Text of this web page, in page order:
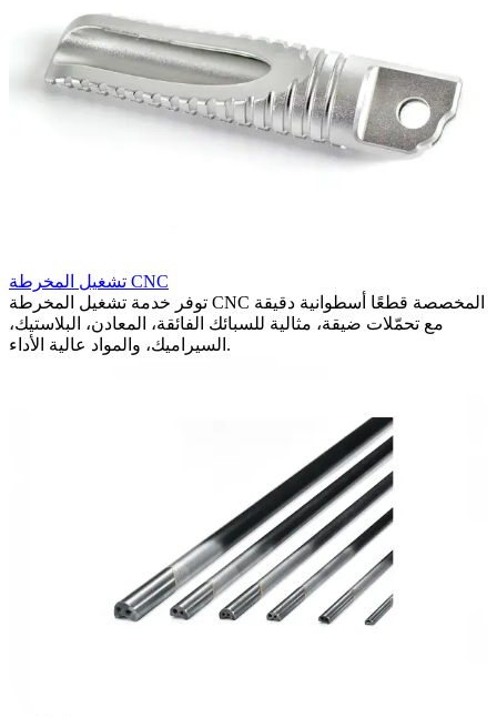
تشغيل المخرطة CNC
توفر خدمة تشغيل المخرطة CNC المخصصة قطعًا أسطوانية دقيقة
مع تحمّلات ضيقة، مثالية للسبائك الفائقة، المعادن، البلاستيك،
السيراميك، والمواد عالية الأداء.